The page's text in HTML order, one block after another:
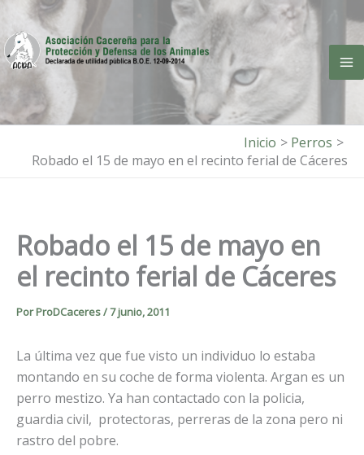
contenido
Inicio
Perros
Robado el 15 de mayo en el recinto ferial de Cáceres
Robado el 15 de mayo en
el recinto ferial de Cáceres
PorProDCaceres/7 junio, 2011
La última vez que fue visto un individuo lo estaba
montando en su coche de forma violenta. Argan es un
perro mestizo. Ya han contactado con la policia,
guardia civil, protectoras, perreras de la zona pero ni
rastro del pobre.